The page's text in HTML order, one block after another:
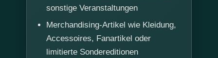
sonstige Veranstaltungen
Merchandising-Artikel wie Kleidung,
Accessoires, Fanartikel oder
limitierte Sondereditionen